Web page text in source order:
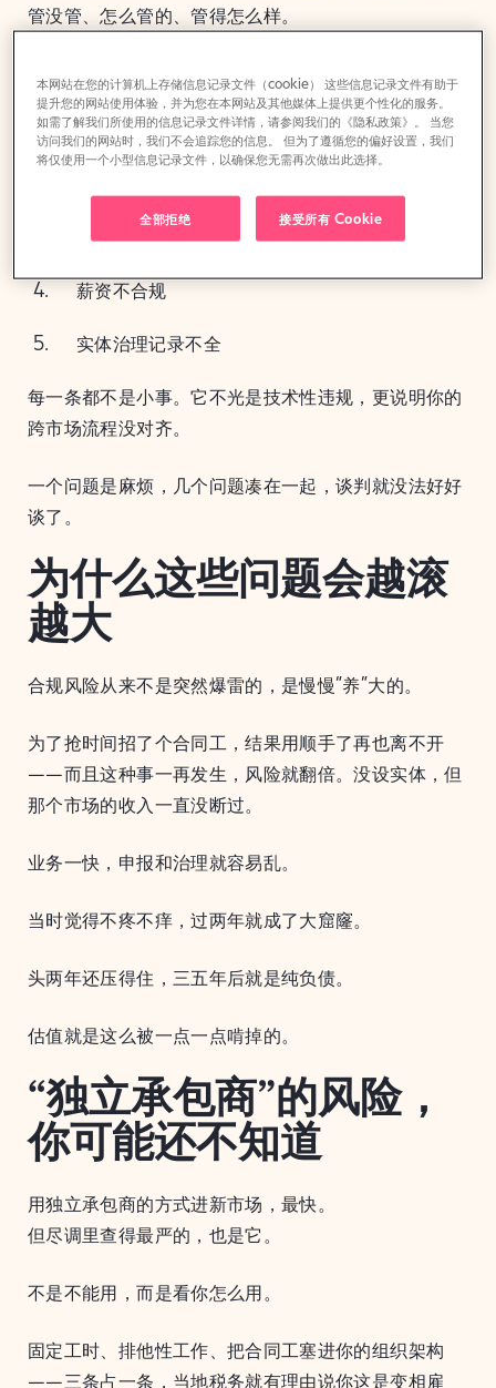
管没管、怎么管的、管得怎么样。
在国际业务里，下面五个问题反复出现：
把员工当合同工用
法定会计和税务申报有漏
薪资不合规
实体治理记录不全
每一条都不是小事。它不光是技术性违规，更说明你的
跨市场流程没对齐。
一个问题是麻烦，几个问题凑在一起，谈判就没法好好
谈了。
为什么这些问题会越滚
越大
合规风险从来不是突然爆雷的，是慢慢“养”大的。
为了抢时间招了个合同工，结果用顺手了再也离不开
——而且这种事一再发生，风险就翻倍。没设实体，但
那个市场的收入一直没断过。
业务一快，申报和治理就容易乱。
当时觉得不疼不痒，过两年就成了大窟窿。
头两年还压得住，三五年后就是纯负债。
估值就是这么被一点一点啃掉的。
“独立承包商”的风险，
你可能还不知道
用独立承包商的方式进新市场，最快。
但尽调里查得最严的，也是它。
不是不能用，而是看你怎么用。
固定工时、排他性工作、把合同工塞进你的组织架构
——三条占一条，当地税务就有理由说你这是变相雇
本网站在您的计算机上存储信息记录文件（cookie） 这些信息记录文件有助于
提升您的网站使用体验，并为您在本网站及其他媒体上提供更个性化的服务。
如需了解我们所使用的信息记录文件详情，请参阅我们的《隐私政策》。 当您
访问我们的网站时，我们不会追踪您的信息。 但为了遵循您的偏好设置，我们
将仅使用一个小型信息记录文件，以确保您无需再次做出此选择。
全部拒绝 接受所有 Cookie